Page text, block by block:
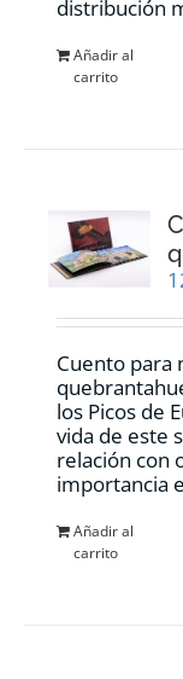
distribución
Añadir al
carrito
Cuento para
los Picos de
vida de este
relación con
importancia
Añadir al
carrito